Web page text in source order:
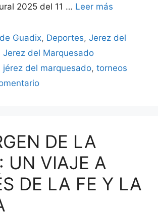
2025 del 11 … Leer más
Guadix, Deportes,Jerez del
Jerez del Marquesado
jérez del marquesado,torneos
DE LA
UN VIAJE A
DE LA FE Y LA